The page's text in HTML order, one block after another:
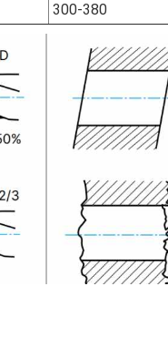
300-380